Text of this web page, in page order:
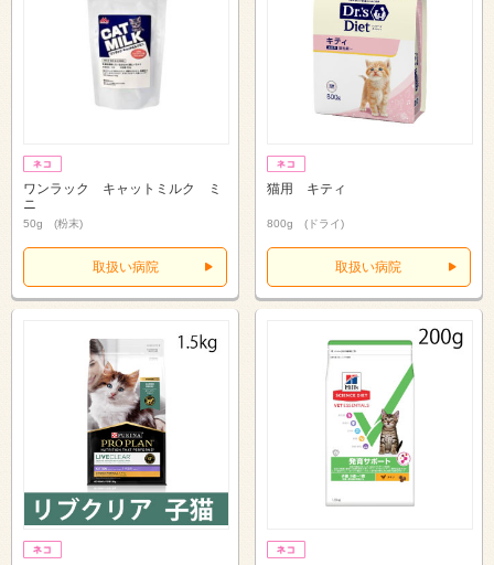
ワンラック キャットミルク ミ
ニ
50g (粉末)
取扱い病院
猫用 キティ
800g (ドライ)
取扱い病院